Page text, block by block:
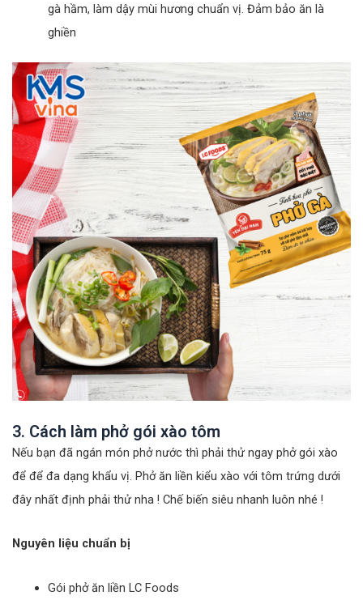
gà hầm, làm dậy mùi hương chuẩn vị. Đảm bảo ăn là
ghiền
3. Cách làm phở gói xào tôm
Nếu bạn đã ngán món phở nước thì phải thử ngay phở gói xào
để để đa dạng khẩu vị. Phở ăn liền kiểu xào với tôm trứng dưới
đây nhất định phải thử nha ! Chế biến siêu nhanh luôn nhé !
Nguyên liệu chuẩn bị
Gói phở ăn liền LC Foods